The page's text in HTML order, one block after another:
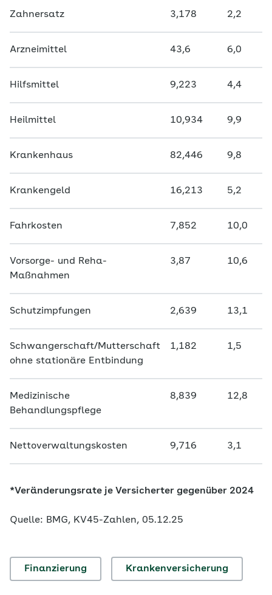
Zahnersatz 3,178 2,2
Arzneimittel 43,6 6,0
Hilfsmittel 9,223 4,4
Heilmittel 10,934 9,9
Krankenhaus 82,446 9,8
Krankengeld 16,213 5,2
Fahrkosten 7,852 10,0
Vorsorge- und Reha-
Maßnahmen
3,87 10,6
Schutzimpfungen 2,639 13,1
Schwangerschaft/Mutterschaft
ohne stationäre Entbindung
1,182 1,5
Medizinische
Behandlungspflege
8,839 12,8
Nettoverwaltungskosten 9,716 3,1
*Veränderungsrate je Versicherter gegenüber 2024
Quelle: BMG, KV45-Zahlen, 05.12.25
Finanzierung Krankenversicherung